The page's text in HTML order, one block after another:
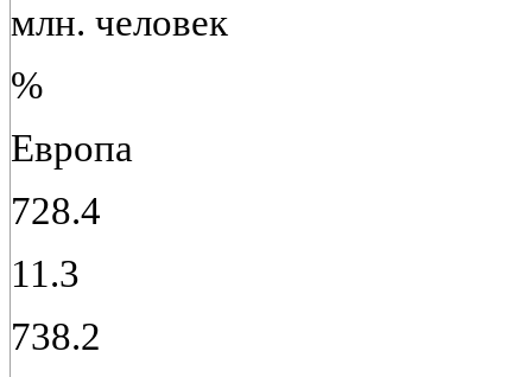
млн. человек
%
Европа
728.4
11.3
738.2